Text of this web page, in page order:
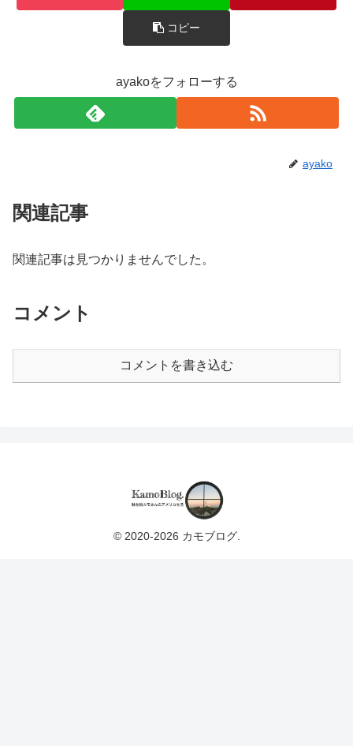
コピー
ayakoをフォローする
ayako
関連記事
関連記事は見つかりませんでした。
コメント
コメントを書き込む
© 2020-2026 カモブログ.